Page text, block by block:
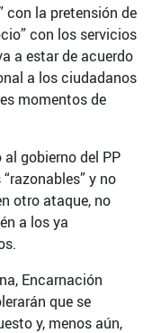
con la pretensión de
con los servicios
a estar de acuerdo
a los ciudadanos
momentos de
gobierno del PP
y no
otro ataque, no
a los ya
Encarnación
que se
y, menos aún,